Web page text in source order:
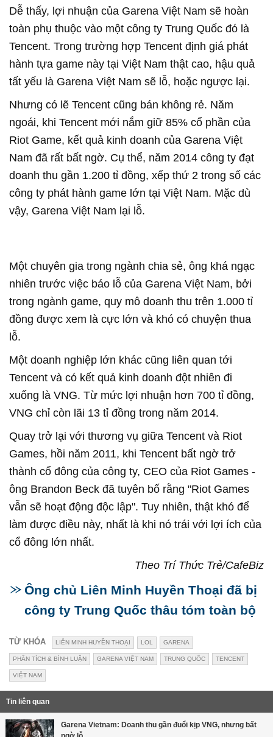
Dễ thấy, lợi nhuận của Garena Việt Nam sẽ hoàn
toàn phụ thuộc vào một công ty Trung Quốc đó là
Tencent. Trong trường hợp Tencent định giá phát
hành tựa game này tại Việt Nam thật cao, hậu quả
tất yếu là Garena Việt Nam sẽ lỗ, hoặc ngược lại.
Nhưng có lẽ Tencent cũng bán không rẻ. Năm
ngoái, khi Tencent mới nắm giữ 85% cổ phần của
Riot Game, kết quả kinh doanh của Garena Việt
Nam đã rất bất ngờ. Cụ thể, năm 2014 công ty đạt
doanh thu gần 1.200 tỉ đồng, xếp thứ 2 trong số các
công ty phát hành game lớn tại Việt Nam. Mặc dù
vậy, Garena Việt Nam lại lỗ.
Một chuyên gia trong ngành chia sẻ, ông khá ngạc
nhiên trước việc báo lỗ của Garena Việt Nam, bởi
trong ngành game, quy mô doanh thu trên 1.000 tỉ
đồng được xem là cực lớn và khó có chuyện thua
lỗ.
Một doanh nghiệp lớn khác cũng liên quan tới
Tencent và có kết quả kinh doanh đột nhiên đi
xuống là VNG. Từ mức lợi nhuận hơn 700 tỉ đồng,
VNG chỉ còn lãi 13 tỉ đồng trong năm 2014.
Quay trở lại với thương vụ giữa Tencent và Riot
Games, hồi năm 2011, khi Tencent bất ngờ trở
thành cổ đông của công ty, CEO của Riot Games -
ông Brandon Beck đã tuyên bố rằng "Riot Games
vẫn sẽ hoạt động độc lập". Tuy nhiên, thật khó để
làm được điều này, nhất là khi nó trái với lợi ích của
cổ đông lớn nhất.
Theo Trí Thức Trẻ/CafeBiz
Ông chủ Liên Minh Huyền Thoại đã bị
công ty Trung Quốc thâu tóm toàn bộ
TỪ KHÓA LIÊN MINH HUYỀN THOẠI LOL GARENA
PHÂN TÍCH & BÌNH LUẬN GARENA VIỆT NAM TRUNG QUỐC TENCENT
VIỆT NAM
Tin liên quan
Garena Vietnam: Doanh thu gần đuổi kịp VNG, nhưng bất